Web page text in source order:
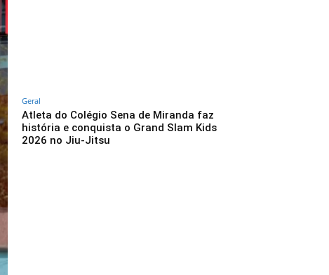
Geral
Atleta do Colégio Sena de Miranda faz
história e conquista o Grand Slam Kids
2026 no Jiu-Jitsu